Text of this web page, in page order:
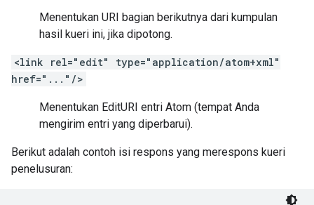
Menentukan URI bagian berikutnya dari kumpulan
hasil kueri ini, jika dipotong.
<link rel="edit" type="application/atom+xml"
href="..."/>
Menentukan EditURI entri Atom (tempat Anda
mengirim entri yang diperbarui).
Berikut adalah contoh isi respons yang merespons kueri
penelusuran: